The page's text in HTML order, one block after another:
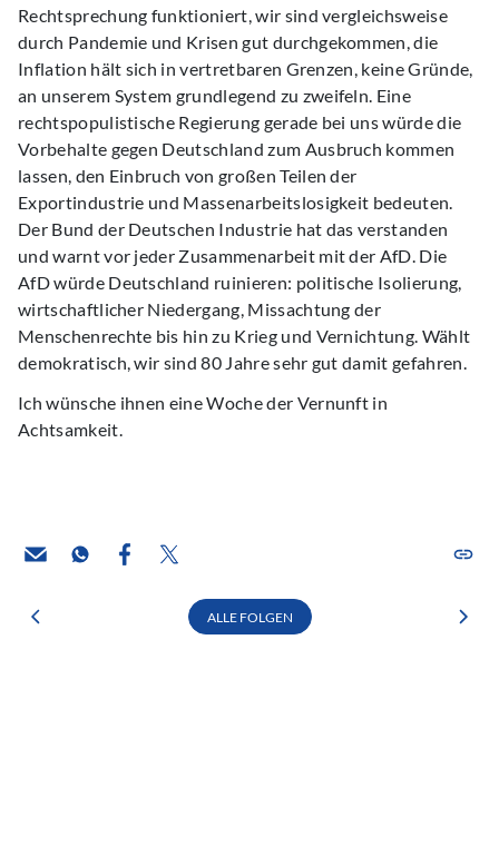
Rechtsprechung funktioniert, wir sind vergleichsweise
durch Pandemie und Krisen gut durchgekommen, die
Inflation hält sich in vertretbaren Grenzen, keine Gründe,
an unserem System grundlegend zu zweifeln. Eine
rechtspopulistische Regierung gerade bei uns würde die
Vorbehalte gegen Deutschland zum Ausbruch kommen
lassen, den Einbruch von großen Teilen der
Exportindustrie und Massenarbeitslosigkeit bedeuten.
Der Bund der Deutschen Industrie hat das verstanden
und warnt vor jeder Zusammenarbeit mit der AfD. Die
AfD würde Deutschland ruinieren: politische Isolierung,
wirtschaftlicher Niedergang, Missachtung der
Menschenrechte bis hin zu Krieg und Vernichtung. Wählt
demokratisch, wir sind 80 Jahre sehr gut damit gefahren.
Ich wünsche ihnen eine Woche der Vernunft in
Achtsamkeit.
ALLE FOLGEN